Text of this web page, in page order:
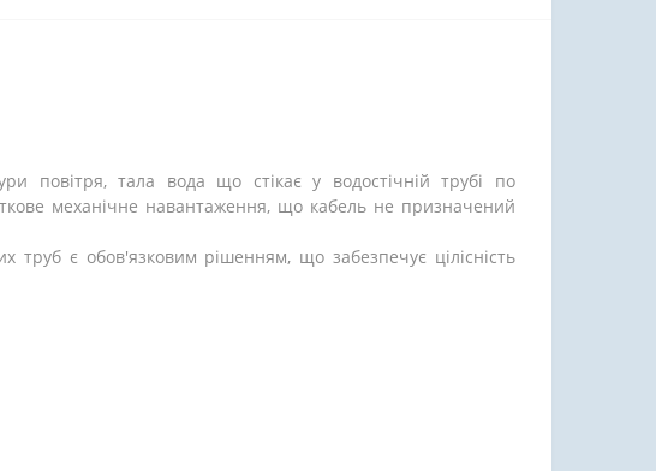
повітря, тала вода що стікає у водостічній трубі по
механічне навантаження, що кабель не призначений
труб є обов'язковим рішенням, що забезпечує цілісність